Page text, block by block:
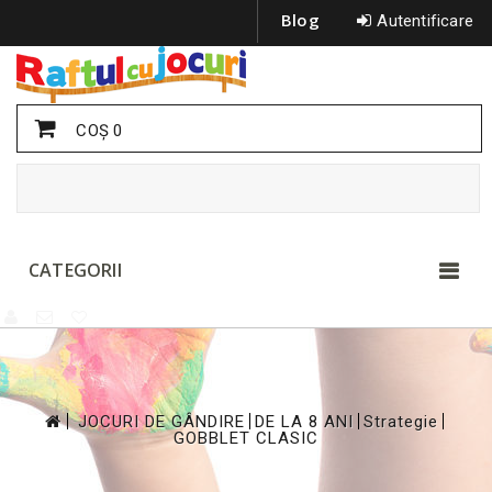
Autentificare
Blog
COŞ0
CATEGORII
>
JOCURI DE GÂNDIRE DE LA 8 ANI Strategie
GOBBLET CLASIC